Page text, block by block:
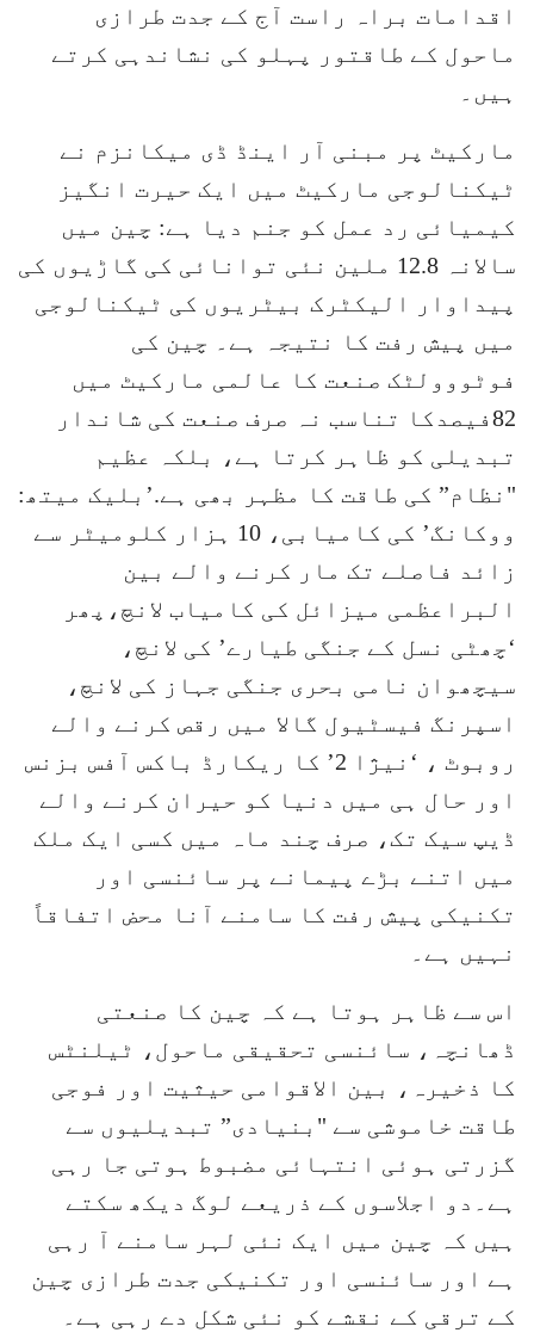
اقدامات براہ راست آج کے جدت طرازی
ماحول کے طاقتور پہلو کی نشاندہی کرتے
ہیں۔
مارکیٹ پر مبنی آر اینڈ ڈی میکانزم نے
ٹیکنالوجی مارکیٹ میں ایک حیرت انگیز
کیمیائی رد عمل کو جنم دیا ہے: چین میں
سالانہ 12.8 ملین نئی توانائی کی گاڑیوں کی
پیداوار الیکٹرک بیٹریوں کی ٹیکنالوجی
میں پیش رفت کا نتیجہ ہے۔ چین کی
فوٹووولٹک صنعت کا عالمی مارکیٹ میں
82فیصدکا تناسب نہ صرف صنعت کی شاندار
تبدیلی کو ظاہر کرتا ہے، بلکہ عظیم
"نظام” کی طاقت کا مظہر بھی ہے.’بلیک میتھ:
ووکانگ’ کی کامیابی، 10 ہزار کلومیٹر سے
زائد فاصلے تک مار کرنے والے بین
البراعظمی میزائل کی کامیاب لانچ،پھر
‘چھٹی نسل کے جنگی طیارے’ کی لانچ،
سیچھوان نامی بحری جنگی جہاز کی لانچ،
اسپرنگ فیسٹیول گالا میں رقص کرنے والے
روبوٹ ، ‘نیژا 2’ کا ریکارڈ باکس آفس بزنس
اور حال ہی میں دنیا کو حیران کرنے والے
ڈیپ سیک تک، صرف چند ماہ میں کسی ایک ملک
میں اتنے بڑے پیمانے پر سائنسی اور
تکنیکی پیش رفت کا سامنے آنا محض اتفاقاً
نہیں ہے۔
اس سے ظاہر ہوتا ہے کہ چین کا صنعتی
ڈھانچہ، سائنسی تحقیقی ماحول، ٹیلنٹس
کا ذخیرہ، بین الاقوامی حیثیت اور فوجی
طاقت خاموشی سے "بنیادی” تبدیلیوں سے
گزرتی ہوئی انتہائی مضبوط ہوتی جا رہی
ہے۔دو اجلاسوں کے ذریعے لوگ دیکھ سکتے
ہیں کہ چین میں ایک نئی لہر سامنے آ رہی
ہے اور سائنسی اور تکنیکی جدت طرازی چین
کے ترقی کے نقشے کو نئی شکل دے رہی ہے۔